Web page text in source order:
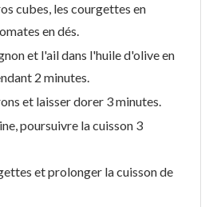
cubes, les courgettes en
en dés.
et l'ail dans l'huile d'olive en
2 minutes.
et laisser dorer 3 minutes.
poursuivre la cuisson 3
et prolonger la cuisson de